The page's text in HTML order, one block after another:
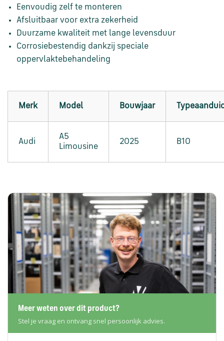
Eenvoudig zelf te monteren
Afsluitbaar voor extra zekerheid
Duurzame kwaliteit met lange levensduur
Corrosiebestendig dankzij speciale
oppervlaktebehandeling
Merk Model Bouwjaar
Audi
A5
Limousine
2025 B10
Meer weten over dit product?
Stel je vraag en ontvang snel persoonlijk advies.